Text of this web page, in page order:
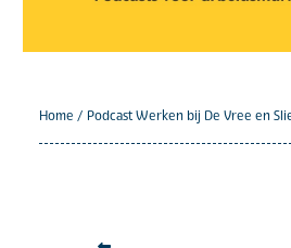
Home / Podcast Werken bij De Vree en